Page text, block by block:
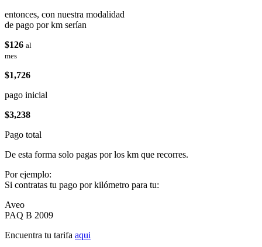
entonces, con nuestra modalidad
de pago por km serían
$126 al
mes
$1,726
pago inicial
$3,238
Pago total
De esta forma solo pagas por los km que recorres.
Por ejemplo:
Si contratas tu pago por kilómetro para tu:
Aveo
PAQ B 2009
Encuentra tu tarifa aqui